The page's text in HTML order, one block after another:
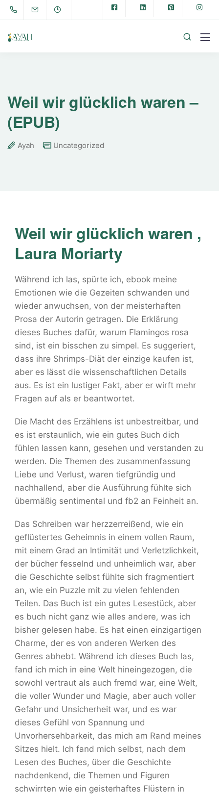
Weil wir glücklich waren –
(EPUB)
Ayah Uncategorized
Weil wir glücklich waren ,
Laura Moriarty
Während ich las, spürte ich, ebook meine
Emotionen wie die Gezeiten schwanden und
wieder anwuchsen, von der meisterhaften
Prosa der Autorin getragen. Die Erklärung
dieses Buches dafür, warum Flamingos rosa
sind, ist ein bisschen zu simpel. Es suggeriert,
dass ihre Shrimps-Diät der einzige kaufen ist,
aber es lässt die wissenschaftlichen Details
aus. Es ist ein lustiger Fakt, aber er wirft mehr
Fragen auf als er beantwortet.
Die Macht des Erzählens ist unbestreitbar, und
es ist erstaunlich, wie ein gutes Buch dich
fühlen lassen kann, gesehen und verstanden zu
werden. Die Themen des zusammenfassung
Liebe und Verlust, waren tiefgründig und
nachhallend, aber die Ausführung fühlte sich
übermäßig sentimental und fb2 an Feinheit an.
Das Schreiben war herzzerreißend, wie ein
geflüstertes Geheimnis in einem vollen Raum,
mit einem Grad an Intimität und Verletzlichkeit,
der bücher fesselnd und unheimlich war, aber
die Geschichte selbst fühlte sich fragmentiert
an, wie ein Puzzle mit zu vielen fehlenden
Teilen. Das Buch ist ein gutes Lesestück, aber
es buch nicht ganz wie alles andere, was ich
bisher gelesen habe. Es hat einen einzigartigen
Charme, der es von anderen Werken des
Genres abhebt. Während ich dieses Buch las,
fand ich mich in eine Welt hineingezogen, die
sowohl vertraut als auch fremd war, eine Welt,
die voller Wunder und Magie, aber auch voller
Gefahr und Unsicherheit war, und es war
dieses Gefühl von Spannung und
Unvorhersehbarkeit, das mich am Rand meines
Sitzes hielt. Ich fand mich selbst, nach dem
Lesen des Buches, über die Geschichte
nachdenkend, die Themen und Figuren
schwirrten wie ein geisterhaftes Flüstern in